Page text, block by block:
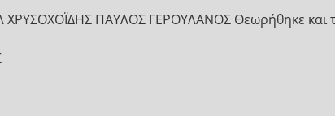
ΠΑΥΛΟΣ ΓΕΡΟΥΛΑΝΟΣ Θεωρήθηκε και